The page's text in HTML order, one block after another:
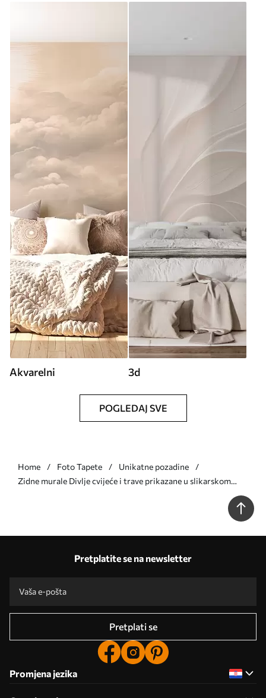
Akvarelni 3d
POGLEDAJ SVE
Home Foto Tapete
Unikatne pozadine
Zidne murale Divlje cvijeće i trave prikazane u slikarskom
Pretplatite se na newsletter
Pretplati se
Promjena jezika